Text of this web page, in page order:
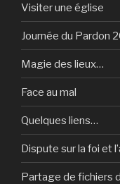
Visiter une église
Journée du Pardon
Magie des lieux…
Face au mal
Quelques liens…
Dispute sur la foi et
Partage de fichiers